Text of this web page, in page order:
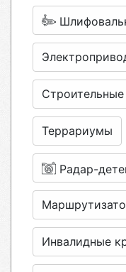
Террариумы
Радар-
Инвалидные